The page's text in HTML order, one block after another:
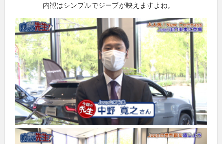
内観はシンプルでジープが映えますよね。